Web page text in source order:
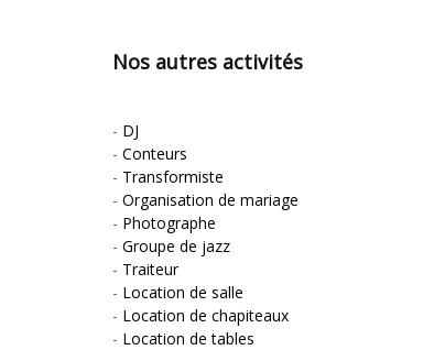
Nos autres activités
- DJ
- Conteurs
- Transformiste
- Organisation de mariage
- Photographe
- Groupe de jazz
- Traiteur
- Location de salle
- Location de chapiteaux
- Location de tables